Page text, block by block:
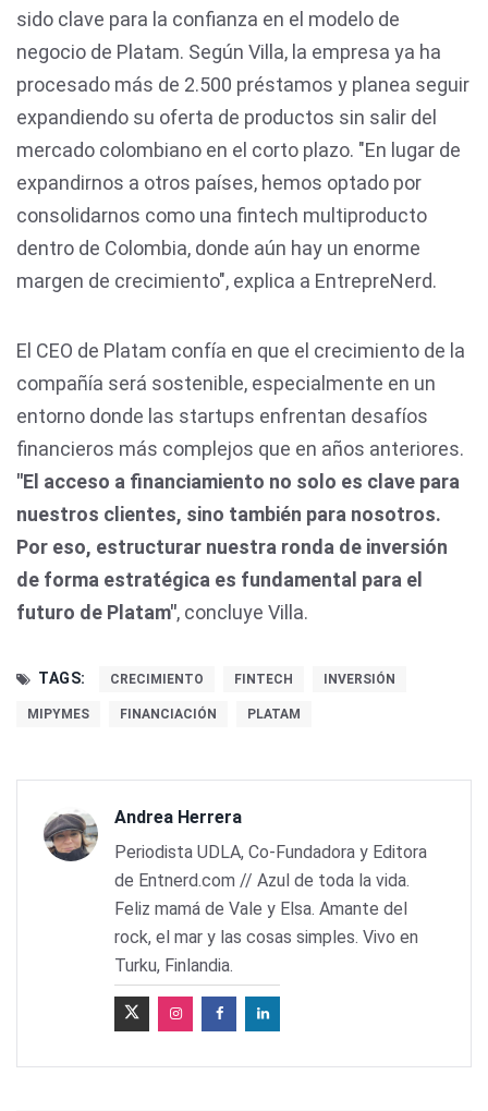
sido clave para la confianza en el modelo de
negocio de Platam. Según Villa, la empresa ya ha
procesado más de 2.500 préstamos y planea seguir
expandiendo su oferta de productos sin salir del
mercado colombiano en el corto plazo. "En lugar de
expandirnos a otros países, hemos optado por
consolidarnos como una fintech multiproducto
dentro de Colombia, donde aún hay un enorme
margen de crecimiento", explica a EntrepreNerd.
El CEO de Platam confía en que el crecimiento de la
compañía será sostenible, especialmente en un
entorno donde las startups enfrentan desafíos
financieros más complejos que en años anteriores.
"El acceso a financiamiento no solo es clave para
nuestros clientes, sino también para nosotros.
Por eso, estructurar nuestra ronda de inversión
de forma estratégica es fundamental para el
futuro de Platam", concluye Villa.
TAGS: CRECIMIENTO FINTECH INVERSIÓN
MIPYMES FINANCIACIÓN PLATAM
Andrea Herrera
Periodista UDLA, Co-Fundadora y Editora
de Entnerd.com // Azul de toda la vida.
Feliz mamá de Vale y Elsa. Amante del
rock, el mar y las cosas simples. Vivo en
Turku, Finlandia.